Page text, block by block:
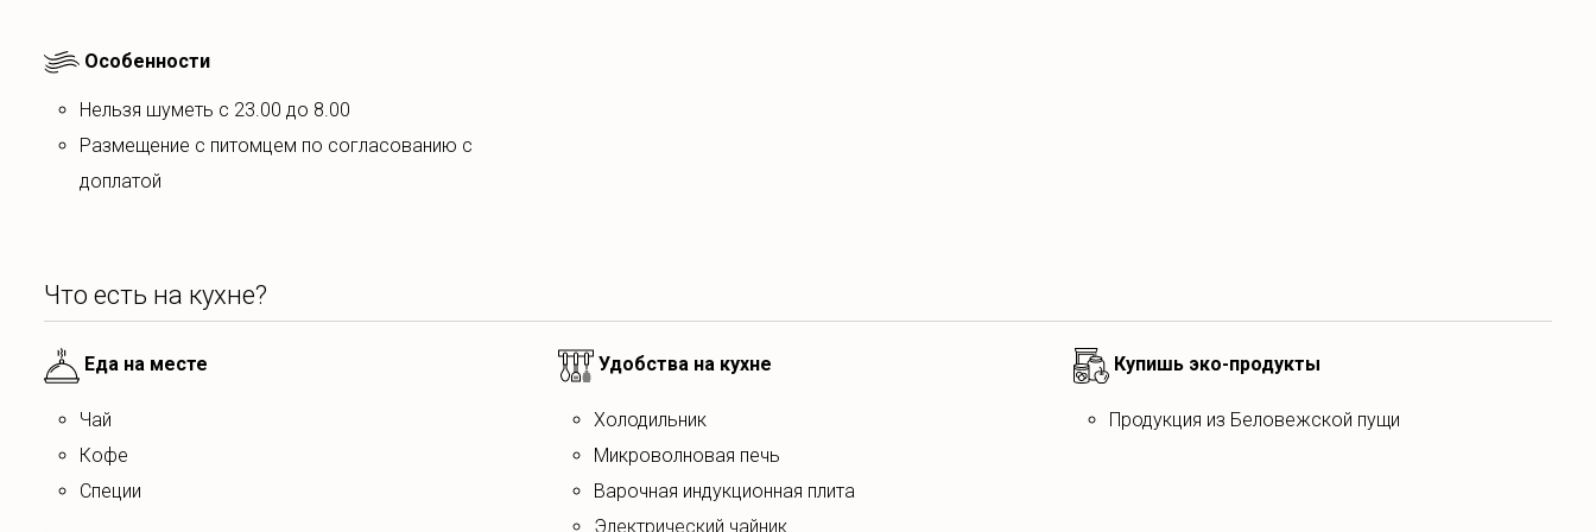
Что есть на кухне?
Домашняя и комфортная кухня с холодильником, микроволновой печь, варочной индукционной панелью,
электрическим чайником, кофемашиной и всей необходимой посудой.
Беловежская пуща — буквально в 5–8 минутах езды, поэтому в вашем распоряжении сразу несколько
Снаружи — две террасы с удобной садовой мебелью, комфортная зона для костра и уличный гамак.
Выносить мебель из дома и террасы запрещено.
Внутри — настоящий дровяной камин, проектор, виниловый проигрыватель с коллекцией пластинок.
Массаж (предварительная запись) - от 100 рублей.
Прокат велосипедов - 7 руб/час
Особенности
Нельзя шуметь с 23.00 до 8.00
размещение с питомцем по согласованию с
доплатой
Что есть на кухне?
Еда на месте
чай
кофе
специи
Удобства на кухне
Холодильник
микроволновая печь
варочная индукционная плита
электрический чайник
Купишь эко-продукты
Продукция из Беловежской пущи